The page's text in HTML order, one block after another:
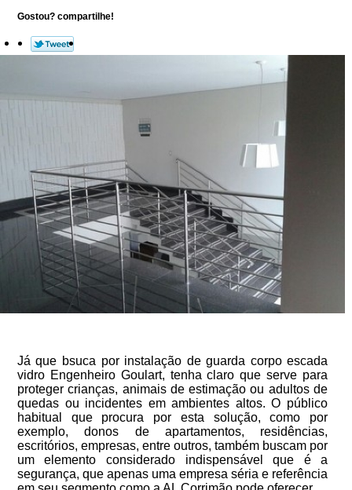
Gostou? compartilhe!
Já que bsuca por instalação de guarda corpo escada
vidro Engenheiro Goulart, tenha claro que serve para
proteger crianças, animais de estimação ou adultos de
quedas ou incidentes em ambientes altos. O público
habitual que procura por esta solução, como por
exemplo, donos de apartamentos, residências,
escritórios, empresas, entre outros, também buscam por
um elemento considerado indispensável que é a
segurança, que apenas uma empresa séria e referência